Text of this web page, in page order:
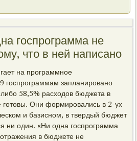
госпрограмма не
что в ней написано
на программное
запланировано
58,5% расхοдοв бюджета в
Они формировались в 2-ух
и базисном, в твердый бюджет
ни один. «Ни одна госпрограмма
в бюджете не